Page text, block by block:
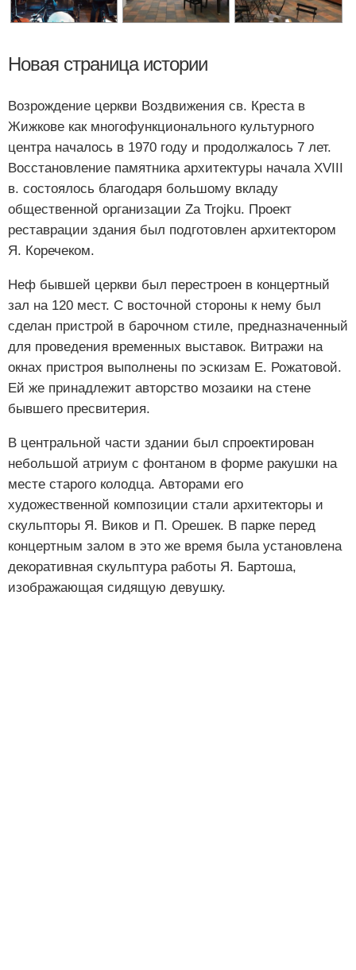
Новая страница истории
Возрождение церкви Воздвижения св. Креста в
Жижкове как многофункционального культурного
центра началось в 1970 году и продолжалось 7 лет.
Восстановление памятника архитектуры начала XVIII
в. состоялось благодаря большому вкладу
общественной организации Za Trojku. Проект
реставрации здания был подготовлен архитектором
Я. Коречеком.
Неф бывшей церкви был перестроен в концертный
зал на 120 мест. С восточной стороны к нему был
сделан пристрой в барочном стиле, предназначенный
для проведения временных выставок. Витражи на
окнах пристроя выполнены по эскизам Е. Рожатовой.
Ей же принадлежит авторство мозаики на стене
бывшего пресвитерия.
В центральной части здании был спроектирован
небольшой атриум с фонтаном в форме ракушки на
месте старого колодца. Авторами его
художественной композиции стали архитекторы и
скульпторы Я. Виков и П. Орешек. В парке перед
концертным залом в это же время была установлена
декоративная скульптура работы Я. Бартоша,
изображающая сидящую девушку.